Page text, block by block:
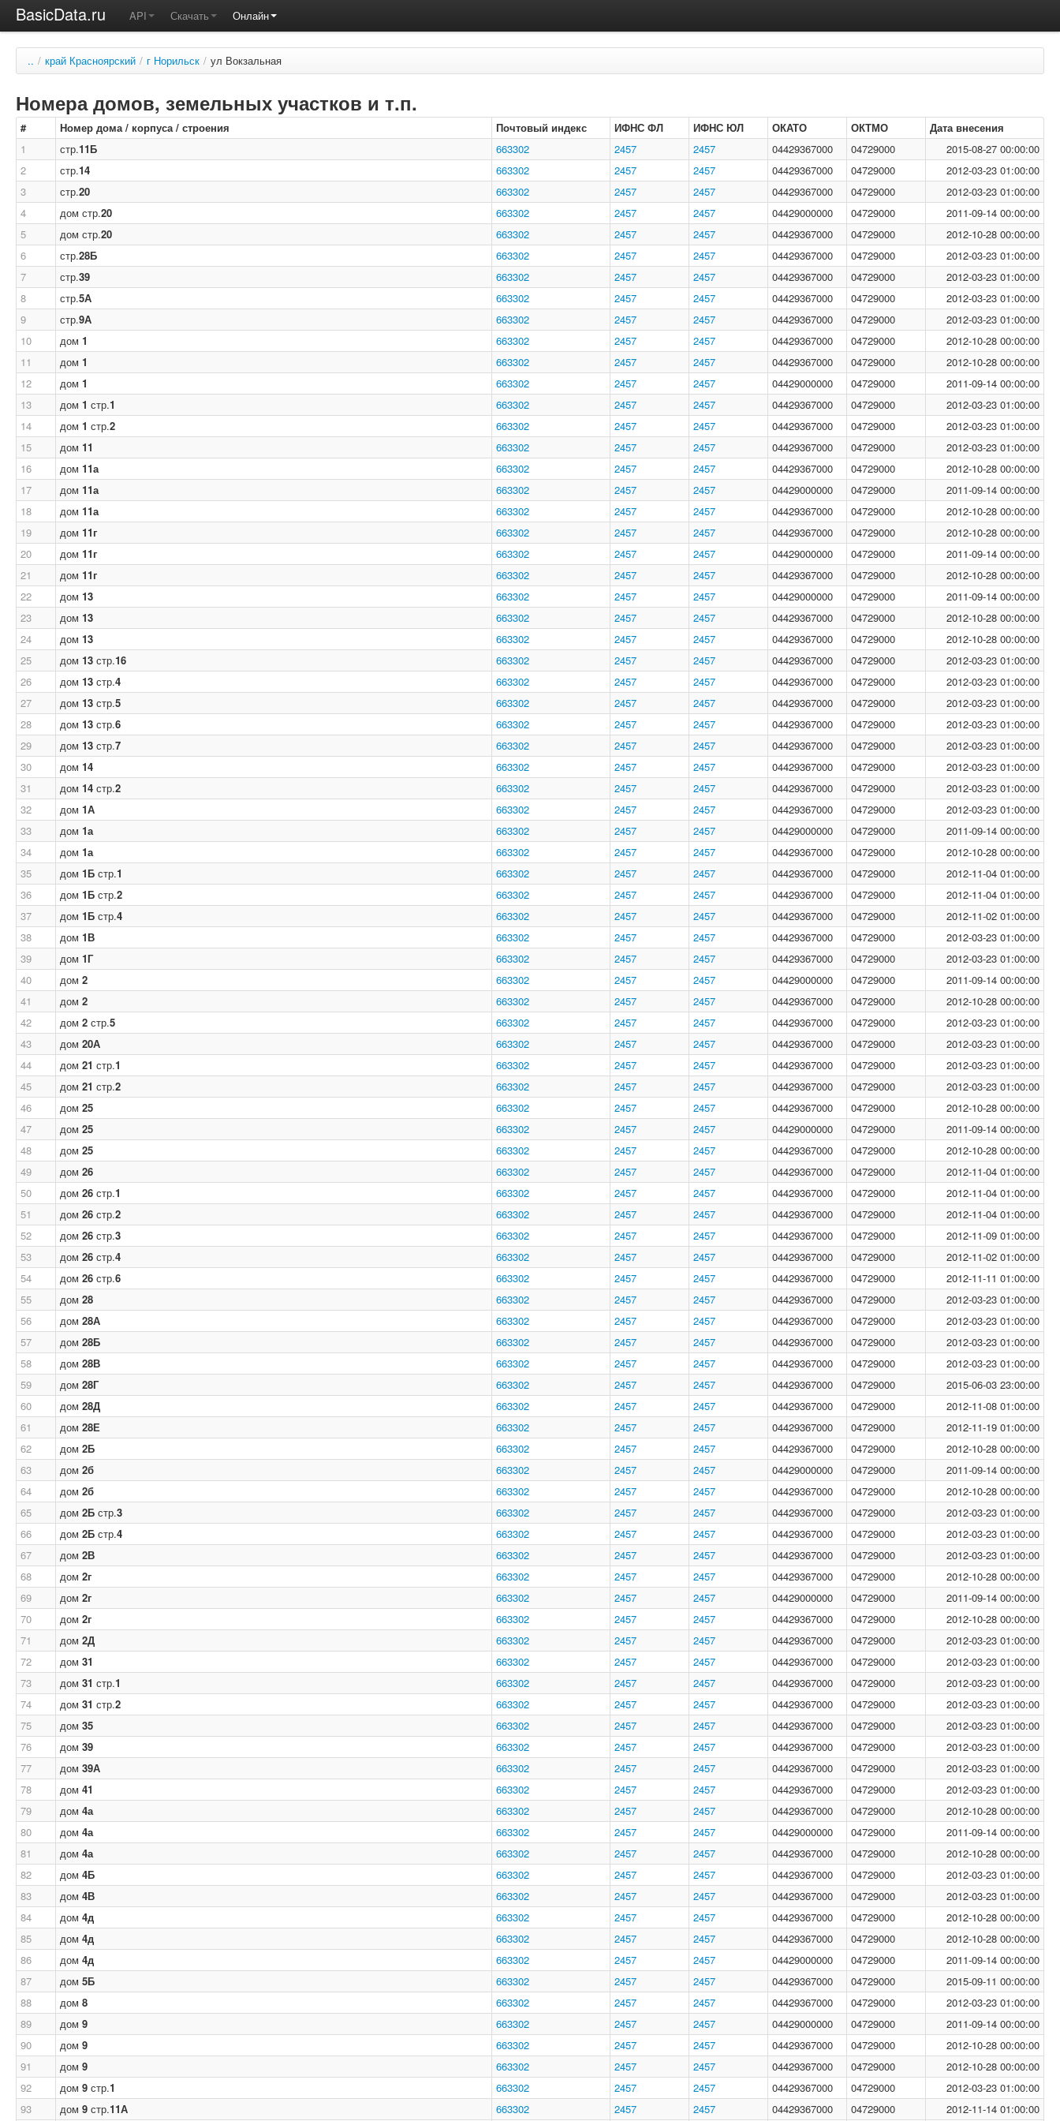
BasicData.ru API Скачать Онлайн
.. / край Красноярский / г Норильск / ул Вокзальная
Номера домов, земельных участков и т.п.
# Номер дома / корпуса / строения Почтовый индекс ИФНС ФЛ ИФНС ЮЛ ОКАТО ОКТМО
Дата внесения
1
стр.11Б 663302 2457 2457 04429367000 04729000
2015-08-27 00:00:00
2
стр.14 663302 2457 2457 04429367000 04729000
2012-03-23 01:00:00
3
стр.20 663302 2457 2457 04429367000 04729000
2012-03-23 01:00:00
4
дом стр.20 663302 2457 2457 04429000000 04729000
2011-09-14 00:00:00
5
дом стр.20 663302 2457 2457 04429367000 04729000
2012-10-28 00:00:00
6
стр.28Б 663302 2457 2457 04429367000 04729000
2012-03-23 01:00:00
7
стр.39 663302 2457 2457 04429367000 04729000
2012-03-23 01:00:00
8
стр.5А 663302 2457 2457 04429367000 04729000
2012-03-23 01:00:00
9
стр.9А 663302 2457 2457 04429367000 04729000
2012-03-23 01:00:00
10
дом 1 663302 2457 2457 04429367000 04729000
2012-10-28 00:00:00
11
дом 1 663302 2457 2457 04429367000 04729000
2012-10-28 00:00:00
12
дом 1 663302 2457 2457 04429000000 04729000
2011-09-14 00:00:00
13
дом 1 стр.1 663302 2457 2457 04429367000 04729000
2012-03-23 01:00:00
14
дом 1 стр.2 663302 2457 2457 04429367000 04729000
2012-03-23 01:00:00
15
дом 11 663302 2457 2457 04429367000 04729000
2012-03-23 01:00:00
16
дом 11а 663302 2457 2457 04429367000 04729000
2012-10-28 00:00:00
17
дом 11а 663302 2457 2457 04429000000 04729000
2011-09-14 00:00:00
18
дом 11а 663302 2457 2457 04429367000 04729000
2012-10-28 00:00:00
19
дом 11г 663302 2457 2457 04429367000 04729000
2012-10-28 00:00:00
20
дом 11г 663302 2457 2457 04429000000 04729000
2011-09-14 00:00:00
21
дом 11г 663302 2457 2457 04429367000 04729000
2012-10-28 00:00:00
22
дом 13 663302 2457 2457 04429000000 04729000
2011-09-14 00:00:00
23
дом 13 663302 2457 2457 04429367000 04729000
2012-10-28 00:00:00
24
дом 13 663302 2457 2457 04429367000 04729000
2012-10-28 00:00:00
25
дом 13 стр.16 663302 2457 2457 04429367000 04729000
2012-03-23 01:00:00
26
дом 13 стр.4 663302 2457 2457 04429367000 04729000
2012-03-23 01:00:00
27
дом 13 стр.5 663302 2457 2457 04429367000 04729000
2012-03-23 01:00:00
28
дом 13 стр.6 663302 2457 2457 04429367000 04729000
2012-03-23 01:00:00
29
дом 13 стр.7 663302 2457 2457 04429367000 04729000
2012-03-23 01:00:00
30
дом 14 663302 2457 2457 04429367000 04729000
2012-03-23 01:00:00
31
дом 14 стр.2 663302 2457 2457 04429367000 04729000
2012-03-23 01:00:00
32
дом 1А 663302 2457 2457 04429367000 04729000
2012-03-23 01:00:00
33
дом 1а 663302 2457 2457 04429000000 04729000
2011-09-14 00:00:00
34
дом 1а 663302 2457 2457 04429367000 04729000
2012-10-28 00:00:00
35
дом 1Б стр.1 663302 2457 2457 04429367000 04729000
2012-11-04 01:00:00
36
дом 1Б стр.2 663302 2457 2457 04429367000 04729000
2012-11-04 01:00:00
37
дом 1Б стр.4 663302 2457 2457 04429367000 04729000
2012-11-02 01:00:00
38
дом 1В 663302 2457 2457 04429367000 04729000
2012-03-23 01:00:00
39
дом 1Г 663302 2457 2457 04429367000 04729000
2012-03-23 01:00:00
40
дом 2 663302 2457 2457 04429000000 04729000
2011-09-14 00:00:00
41
дом 2 663302 2457 2457 04429367000 04729000
2012-10-28 00:00:00
42
дом 2 стр.5 663302 2457 2457 04429367000 04729000
2012-03-23 01:00:00
43
дом 20А 663302 2457 2457 04429367000 04729000
2012-03-23 01:00:00
44
дом 21 стр.1 663302 2457 2457 04429367000 04729000
2012-03-23 01:00:00
45
дом 21 стр.2 663302 2457 2457 04429367000 04729000
2012-03-23 01:00:00
46
дом 25 663302 2457 2457 04429367000 04729000
2012-10-28 00:00:00
47
дом 25 663302 2457 2457 04429000000 04729000
2011-09-14 00:00:00
48
дом 25 663302 2457 2457 04429367000 04729000
2012-10-28 00:00:00
49
дом 26 663302 2457 2457 04429367000 04729000
2012-11-04 01:00:00
50
дом 26 стр.1 663302 2457 2457 04429367000 04729000
2012-11-04 01:00:00
51
дом 26 стр.2 663302 2457 2457 04429367000 04729000
2012-11-04 01:00:00
52
дом 26 стр.3 663302 2457 2457 04429367000 04729000
2012-11-09 01:00:00
53
дом 26 стр.4 663302 2457 2457 04429367000 04729000
2012-11-02 01:00:00
54
дом 26 стр.6 663302 2457 2457 04429367000 04729000
2012-11-11 01:00:00
55
дом 28 663302 2457 2457 04429367000 04729000
2012-03-23 01:00:00
56
дом 28А 663302 2457 2457 04429367000 04729000
2012-03-23 01:00:00
57
дом 28Б 663302 2457 2457 04429367000 04729000
2012-03-23 01:00:00
58
дом 28В 663302 2457 2457 04429367000 04729000
2012-03-23 01:00:00
59
дом 28Г 663302 2457 2457 04429367000 04729000
2015-06-03 23:00:00
60
дом 28Д 663302 2457 2457 04429367000 04729000
2012-11-08 01:00:00
61
дом 28Е 663302 2457 2457 04429367000 04729000
2012-11-19 01:00:00
62
дом 2Б 663302 2457 2457 04429367000 04729000
2012-10-28 00:00:00
63
дом 2б 663302 2457 2457 04429000000 04729000
2011-09-14 00:00:00
64
дом 2б 663302 2457 2457 04429367000 04729000
2012-10-28 00:00:00
65
дом 2Б стр.3 663302 2457 2457 04429367000 04729000
2012-03-23 01:00:00
66
дом 2Б стр.4 663302 2457 2457 04429367000 04729000
2012-03-23 01:00:00
67
дом 2В 663302 2457 2457 04429367000 04729000
2012-03-23 01:00:00
68
дом 2г 663302 2457 2457 04429367000 04729000
2012-10-28 00:00:00
69
дом 2г 663302 2457 2457 04429000000 04729000
2011-09-14 00:00:00
70
дом 2г 663302 2457 2457 04429367000 04729000
2012-10-28 00:00:00
71
дом 2Д 663302 2457 2457 04429367000 04729000
2012-03-23 01:00:00
72
дом 31 663302 2457 2457 04429367000 04729000
2012-03-23 01:00:00
73
дом 31 стр.1 663302 2457 2457 04429367000 04729000
2012-03-23 01:00:00
74
дом 31 стр.2 663302 2457 2457 04429367000 04729000
2012-03-23 01:00:00
75
дом 35 663302 2457 2457 04429367000 04729000
2012-03-23 01:00:00
76
дом 39 663302 2457 2457 04429367000 04729000
2012-03-23 01:00:00
77
дом 39А 663302 2457 2457 04429367000 04729000
2012-03-23 01:00:00
78
дом 41 663302 2457 2457 04429367000 04729000
2012-03-23 01:00:00
79
дом 4а 663302 2457 2457 04429367000 04729000
2012-10-28 00:00:00
80
дом 4а 663302 2457 2457 04429000000 04729000
2011-09-14 00:00:00
81
дом 4а 663302 2457 2457 04429367000 04729000
2012-10-28 00:00:00
82
дом 4Б 663302 2457 2457 04429367000 04729000
2012-03-23 01:00:00
83
дом 4В 663302 2457 2457 04429367000 04729000
2012-03-23 01:00:00
84
дом 4д 663302 2457 2457 04429367000 04729000
2012-10-28 00:00:00
85
дом 4д 663302 2457 2457 04429367000 04729000
2012-10-28 00:00:00
86
дом 4д 663302 2457 2457 04429000000 04729000
2011-09-14 00:00:00
87
дом 5Б 663302 2457 2457 04429367000 04729000
2015-09-11 00:00:00
88
дом 8 663302 2457 2457 04429367000 04729000
2012-03-23 01:00:00
89
дом 9 663302 2457 2457 04429000000 04729000
2011-09-14 00:00:00
90
дом 9 663302 2457 2457 04429367000 04729000
2012-10-28 00:00:00
91
дом 9 663302 2457 2457 04429367000 04729000
2012-10-28 00:00:00
92
дом 9 стр.1 663302 2457 2457 04429367000 04729000
2012-03-23 01:00:00
93
дом 9 стр.11А 663302 2457 2457 04429367000 04729000 2012-11-14 01:00:00